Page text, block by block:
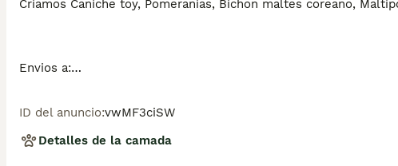
Criamos Caniche toy, Pomeranias, Bichon maltes coreano,
Envios a:
Principado de Asturias: Asturias.
Cantabria: Cantabria.
Castilla y León: Ávila, Burgos, León, Palencia, Salamanca,
ID del anuncio:vwMF3ciSW
Detalles de la camada